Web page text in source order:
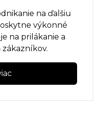
na ďalšiu
výkonné
na prilákanie a